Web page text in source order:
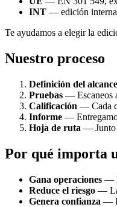
INT — edición
Te ayudamos a elegir la
Nuestro proceso
Definición del alcance
Pruebas — Escaneos
Calificación — Cada
Informe —
Hoja de ruta — Junto
Por qué importa
Gana operaciones —
Reduce el riesgo —
Genera confianza —